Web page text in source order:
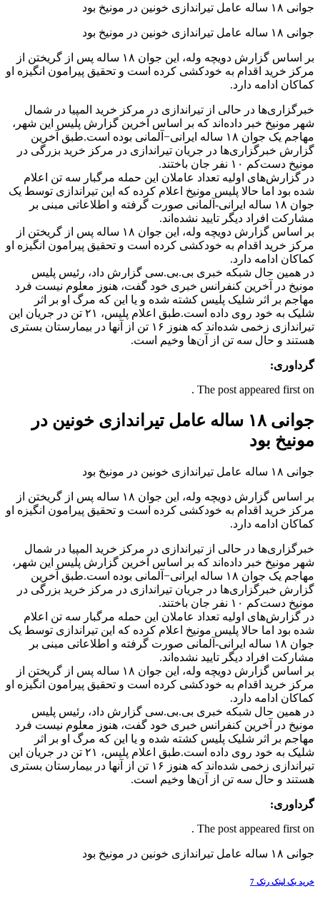
جوانی ۱۸ ساله عامل تیراندازی خونین در مونیخ بود
جوانی ۱۸ ساله عامل تیراندازی خونین در مونیخ بود
بر اساس گزارش دویچه وله، این جوان ۱۸ ساله پس از گریختن از
مرکز خرید اقدام به خودکشی کرده است و تحقیق پیرامون انگیزه او
کماکان ادامه دارد.
خبرگزاری‌ها در حالی از تیراندازی در مرکز خرید المپیا در شمال
شهر مونیخ خبر داده‌اند که بر اساس آخرین گزارش پلیس این شهر،
مهاجم یک جوان ۱۸ ساله ایرانی−آلمانی بوده است.طبق آخرین
گزارش خبرگزاری‌ها در جریان تیراندازی در مرکز خرید بزرگی در
مونیخ دست‌کم ۱۰ نفر جان باختند.
در گزارش‌های اولیه تعداد عاملان این حمله مرگبار سه تن اعلام
شده بود اما حالا پلیس مونیخ اعلام کرده که این تیراندازی توسط یک
جوان ۱۸ ساله ایرانی-آلمانی صورت گرفته و اطلاعاتی مبنی بر
مشارکت افراد دیگر تایید نشده‌اند.
بر اساس گزارش دویچه وله، این جوان ۱۸ ساله پس از گریختن از
مرکز خرید اقدام به خودکشی کرده است و تحقیق پیرامون انگیزه او
کماکان ادامه دارد.
در همین حال شبکه خبری بی.بی.سی گزارش داد، رئیس پلیس
مونیخ در آخرین کنفرانس خبری خود گفت، هنوز معلوم نیست فرد
مهاجم بر اثر شلیک پلیس کشته شده و یا این که مرگ او بر اثر
شلیک به خود روی داده است.طبق اعلام پلیس، ۲۱ تن در جریان این
تیراندازی زخمی شده‌اند که هنوز ۱۶ تن از آنها در بیمارستان بستری
هستند و حال سه تن از آن‌ها وخیم است.
گرداوری:
The post appeared first on .
جوانی ۱۸ ساله عامل تیراندازی خونین در
مونیخ بود
جوانی ۱۸ ساله عامل تیراندازی خونین در مونیخ بود
بر اساس گزارش دویچه وله، این جوان ۱۸ ساله پس از گریختن از
مرکز خرید اقدام به خودکشی کرده است و تحقیق پیرامون انگیزه او
کماکان ادامه دارد.
خبرگزاری‌ها در حالی از تیراندازی در مرکز خرید المپیا در شمال
شهر مونیخ خبر داده‌اند که بر اساس آخرین گزارش پلیس این شهر،
مهاجم یک جوان ۱۸ ساله ایرانی−آلمانی بوده است.طبق آخرین
گزارش خبرگزاری‌ها در جریان تیراندازی در مرکز خرید بزرگی در
مونیخ دست‌کم ۱۰ نفر جان باختند.
در گزارش‌های اولیه تعداد عاملان این حمله مرگبار سه تن اعلام
شده بود اما حالا پلیس مونیخ اعلام کرده که این تیراندازی توسط یک
جوان ۱۸ ساله ایرانی-آلمانی صورت گرفته و اطلاعاتی مبنی بر
مشارکت افراد دیگر تایید نشده‌اند.
بر اساس گزارش دویچه وله، این جوان ۱۸ ساله پس از گریختن از
مرکز خرید اقدام به خودکشی کرده است و تحقیق پیرامون انگیزه او
کماکان ادامه دارد.
در همین حال شبکه خبری بی.بی.سی گزارش داد، رئیس پلیس
مونیخ در آخرین کنفرانس خبری خود گفت، هنوز معلوم نیست فرد
مهاجم بر اثر شلیک پلیس کشته شده و یا این که مرگ او بر اثر
شلیک به خود روی داده است.طبق اعلام پلیس، ۲۱ تن در جریان این
تیراندازی زخمی شده‌اند که هنوز ۱۶ تن از آنها در بیمارستان بستری
هستند و حال سه تن از آن‌ها وخیم است.
گرداوری:
The post appeared first on .
جوانی ۱۸ ساله عامل تیراندازی خونین در مونیخ بود
خرید بک لینک رنک 7